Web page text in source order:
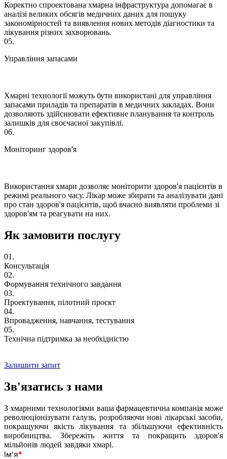
Коректно спроектована хмарна інфраструктура допомагає в
аналізі великих обсягів медичних даних для пошуку
закономірностей та виявлення нових методів діагностики та
лікування різних захворювань.
05.
Управління запасами
Хмарні технології можуть бути використані для управління
запасами приладів та препаратів в медичних закладах. Вони
дозволяють здійснювати ефективне планування та контроль
залишків для своєчасної закупівлі.
06.
Моніторинг здоров'я
Використання хмари дозволяє моніторити здоров'я пацієнтів в
режимі реального часу. Лікар може збирати та аналізувати дані
про стан здоров'я пацієнтів, щоб вчасно виявляти проблеми зі
здоров'ям та реагувати на них.
Як замовити послугу
01.
Консультація
02.
Формування технічного завдання
03.
Проектування, пілотний проєкт
04.
Впровадження, навчання, тестування
05.
Технічна підтримка за необхідністю
Залишити запит
Зв'язатись з нами
З хмарними технологіями ваша фармацевтична компанія може
революціонізувати галузь, розробляючи нові лікарські засоби,
покращуючи якість лікування та збільшуючи ефективність
виробництва. Збережіть життя та покращить здоров'я
мільйонів людей завдяки хмарі.